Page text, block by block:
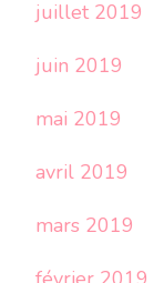
juillet 2019
juin 2019
mai 2019
avril 2019
mars 2019